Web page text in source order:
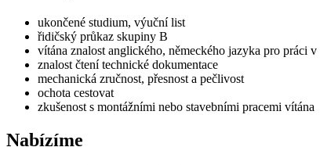
ukončené studium, výuční list
řidičský průkaz skupiny B
vítána znalost anglického, německého jazyka pro práci v
znalost čtení technické dokumentace
mechanická zručnost, přesnost a pečlivost
ochota cestovat
zkušenost s montážními nebo stavebními pracemi vítána
Nabízíme